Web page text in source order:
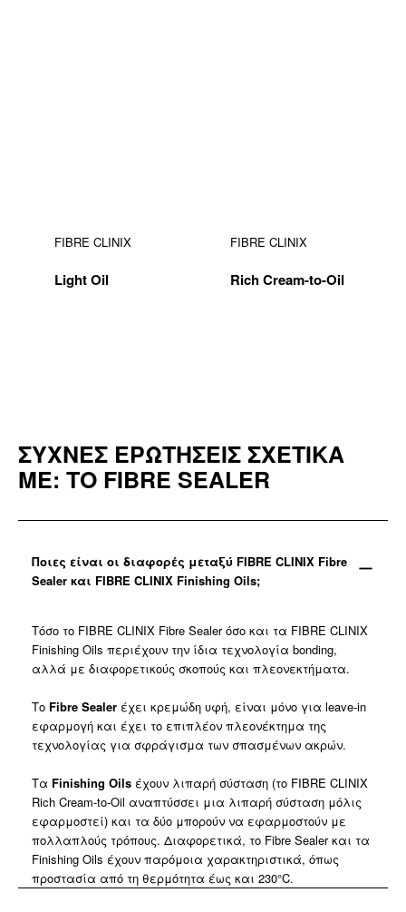
FIBRE CLINIX
Light Oil
FIBRE CLINIX
Rich Cream-to-Oil
ΣΥΧΝΕΣ ΕΡΩΤΗΣΕΙΣ ΣΧΕΤΙΚΑ
ΜΕ: ΤΟ FIBRE SEALER
Ποιες είναι οι διαφορές μεταξύ FIBRE CLINIX Fibre
Sealer και FIBRE CLINIX Finishing Oils;
Τόσο το FIBRE CLINIX Fibre Sealer όσο και τα FIBRE CLINIX
Finishing Oils περιέχουν την ίδια τεχνολογία bonding,
αλλά με διαφορετικούς σκοπούς και πλεονεκτήματα.
Το Fibre Sealer έχει κρεμώδη υφή, είναι μόνο για leave-in
εφαρμογή και έχει το επιπλέον πλεονέκτημα της
τεχνολογίας για σφράγισμα των σπασμένων ακρών.
Τα Finishing Oils έχουν λιπαρή σύσταση ​(το FIBRE CLINIX
Rich Cream-to-Oil αναπτύσσει μια λιπαρή σύσταση μόλις
εφαρμοστεί) και τα δύο μπορούν να εφαρμοστούν με
πολλαπλούς τρόπους. Διαφορετικά, το Fibre Sealer και τα
Finishing Oils έχουν παρόμοια χαρακτηριστικά, όπως
προστασία από τη θερμότητα έως και 230°C.​